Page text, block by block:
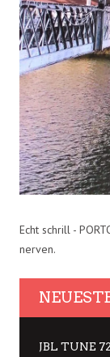
Echt schrill -
nerven.